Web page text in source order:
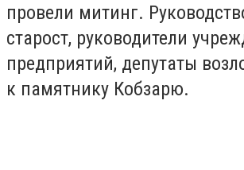
провели митинг.
старост, руководители
предприятий, депутаты
к памятнику Кобзарю.